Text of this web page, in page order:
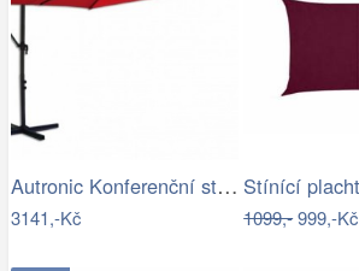
Autronic Konferenční stolek AHG-402 WT
3141,-Kč 1099,-999,-Kč